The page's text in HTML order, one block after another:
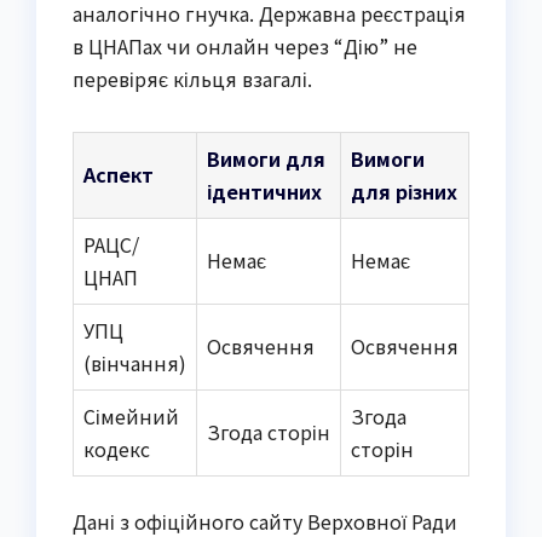
аналогічно гнучка. Державна реєстрація
в ЦНАПах чи онлайн через “Дію” не
перевіряє кільця взагалі.
Аспект
Вимоги для
ідентичних
Вимоги
для різних
РАЦС/
ЦНАП
Немає Немає
УПЦ
(вінчання)
Освячення Освячення
Сімейний
кодекс
Згода сторін
Згода
сторін
Дані з офіційного сайту Верховної Ради